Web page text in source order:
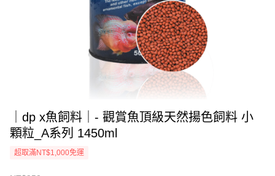
｜dp x魚飼料｜- 觀賞魚頂級天然揚色飼料 小
顆粒_A系列 1450ml
超取滿NT$1,000免運